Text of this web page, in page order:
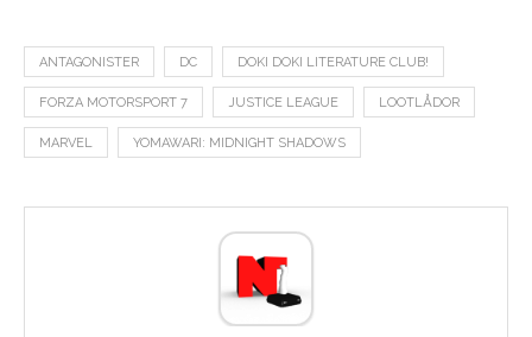
ANTAGONISTER DC DOKI DOKI LITERATURE CLUB!
FORZA MOTORSPORT 7 JUSTICE LEAGUE LOOTLÅDOR
MARVEL YOMAWARI: MIDNIGHT SHADOWS